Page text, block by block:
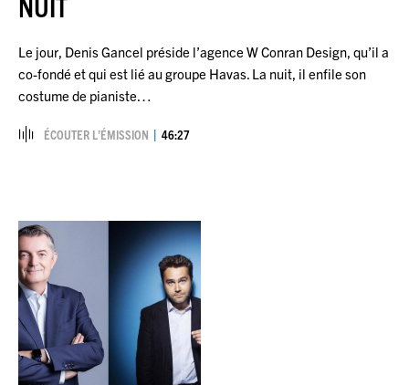
Le jour, Denis Gancel préside l’agence W Conran Design, qu’il a
co-fondé et qui est lié au groupe Havas. La nuit, il enfile son
costume de pianiste…
ÉCOUTER L’ÉMISSION 46:27